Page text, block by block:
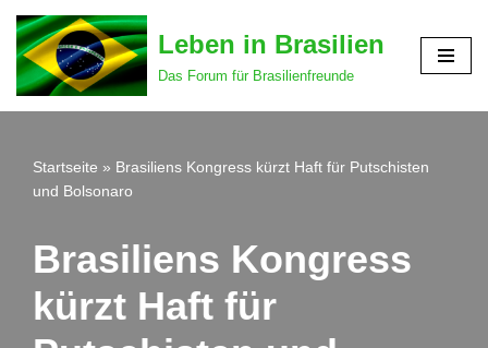
Zum
Inhalt
springen
Leben in Brasilien
Das Forum für Brasilienfreunde
Startseite » Brasiliens Kongress kürzt Haft für Putschisten
und Bolsonaro
Brasiliens Kongress
kürzt Haft für